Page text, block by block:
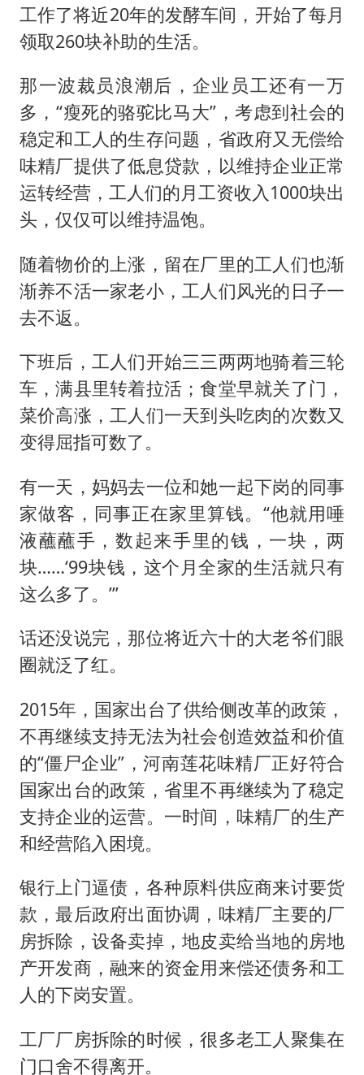
工作了将近20年的发酵车间，开始了每月
领取260块补助的生活。
那一波裁员浪潮后，企业员工还有一万
多，“瘦死的骆驼比马大”，考虑到社会的
稳定和工人的生存问题，省政府又无偿给
味精厂提供了低息贷款，以维持企业正常
运转经营，工人们的月工资收入1000块出
头，仅仅可以维持温饱。
随着物价的上涨，留在厂里的工人们也渐
渐养不活一家老小，工人们风光的日子一
去不返。
下班后，工人们开始三三两两地骑着三轮
车，满县里转着拉活；食堂早就关了门，
菜价高涨，工人们一天到头吃肉的次数又
变得屈指可数了。
有一天，妈妈去一位和她一起下岗的同事
家做客，同事正在家里算钱。“他就用唾
液蘸蘸手，数起来手里的钱，一块，两
块……‘99块钱，这个月全家的生活就只有
这么多了。’”
话还没说完，那位将近六十的大老爷们眼
圈就泛了红。
2015年，国家出台了供给侧改革的政策，
不再继续支持无法为社会创造效益和价值
的“僵尸企业”，河南莲花味精厂正好符合
国家出台的政策，省里不再继续为了稳定
支持企业的运营。一时间，味精厂的生产
和经营陷入困境。
银行上门逼债，各种原料供应商来讨要货
款，最后政府出面协调，味精厂主要的厂
房拆除，设备卖掉，地皮卖给当地的房地
产开发商，融来的资金用来偿还债务和工
人的下岗安置。
工厂厂房拆除的时候，很多老工人聚集在
门口舍不得离开。